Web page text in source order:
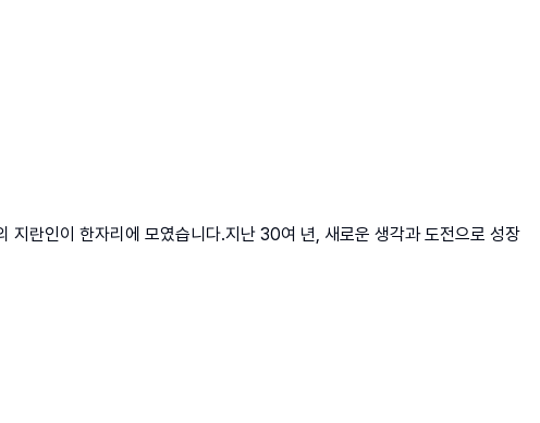
란인이 한자리에 모였습니다.지난 30여 년, 새로운 생각과 도전으로 성장